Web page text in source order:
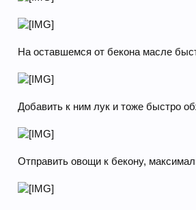
На оставшемся от бекона масле
Добавить к ним лук и тоже быстро
Отправить овощи к бекону,